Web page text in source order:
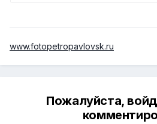
www.fotopetropavlovsk.ru
Пожалуйста,